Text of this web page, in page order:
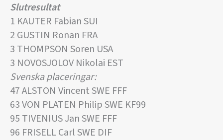
Slutresultat
1 KAUTER Fabian SUI
2 GUSTIN Ronan FRA
3 THOMPSON Soren USA
3 NOVOSJOLOV Nikolai EST
Svenska placeringar:
47 ALSTON Vincent SWE FFF
63 VON PLATEN Philip SWE KF99
95 TIVENIUS Jan SWE FFF
96 FRISELL Carl SWE DIF